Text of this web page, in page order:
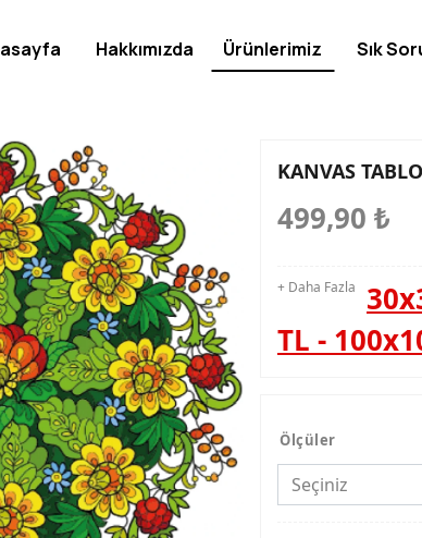
KANVAS
499,90 ₺
+ Daha Fazla
TL -
Ölçüler
Hakkımızda Ürünlerimiz Sık